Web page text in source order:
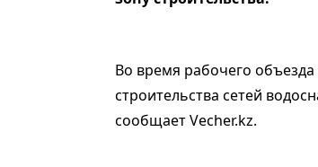
Во время рабочего
строительства сетей
сообщает Vecher.kz.